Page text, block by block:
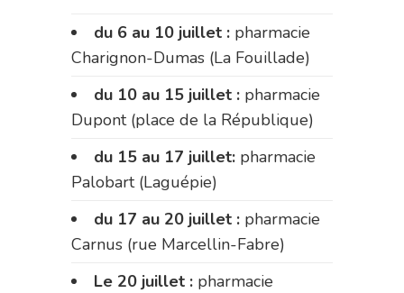
du 6 au 10 juillet : pharmacie
Charignon-Dumas (La Fouillade)
du 10 au 15 juillet : pharmacie
Dupont (place de la République)
du 15 au 17 juillet: pharmacie
Palobart (Laguépie)
du 17 au 20 juillet : pharmacie
Carnus (rue Marcellin-Fabre)
Le 20 juillet : pharmacie